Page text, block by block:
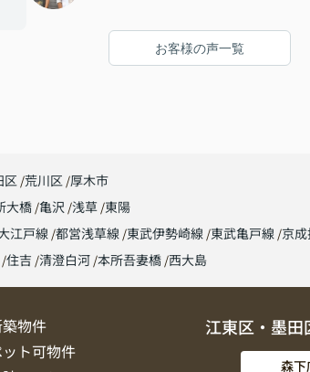
お客様の声一覧
区 荒川区 厚木市
大橋 亀沢 浅草 東陽
江戸線 都営浅草線 東武伊勢崎線 東武亀戸線 京
住吉 清澄白河 本所吾妻橋 西大島
物件
ト可物件
江東区・墨田
森下